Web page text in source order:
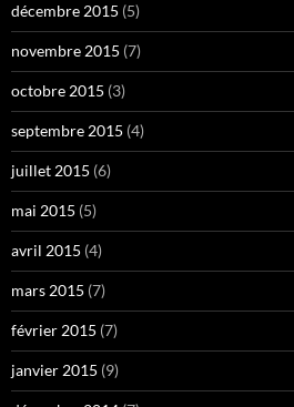
décembre 2015 (5)
novembre 2015 (7)
octobre 2015 (3)
septembre 2015 (4)
juillet 2015 (6)
mai 2015 (5)
avril 2015 (4)
mars 2015 (7)
février 2015 (7)
janvier 2015 (9)